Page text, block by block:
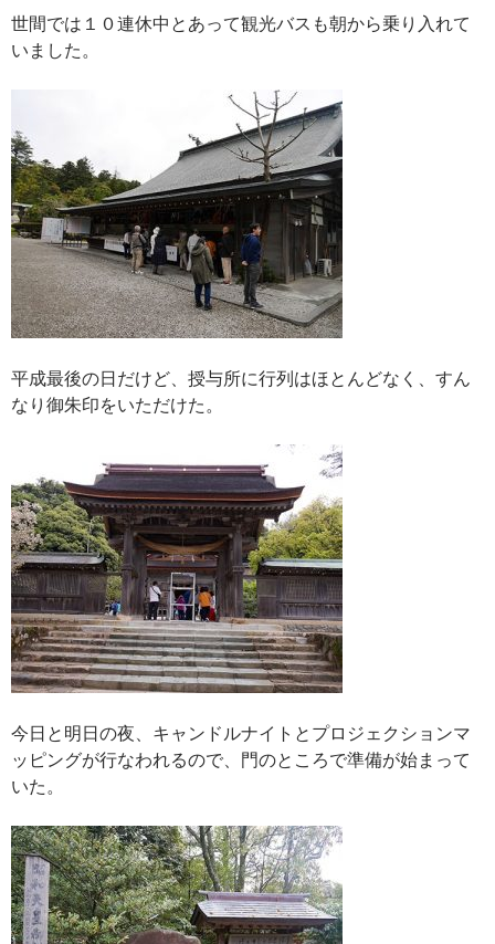
世間では１０連休中とあって観光バスも朝から乗り入れて
いました。
平成最後の日だけど、授与所に行列はほとんどなく、すん
なり御朱印をいただけた。
今日と明日の夜、キャンドルナイトとプロジェクションマ
ッピングが行なわれるので、門のところで準備が始まって
いた。